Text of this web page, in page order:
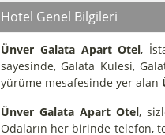
Hotel Genel Bilgileri
Ünver Galata Apart Otel,
sayesinde, Galata Kulesi,
yürüme mesafesinde yer alan
Ünver Galata Apart Otel,
Odaların her birinde telefon,